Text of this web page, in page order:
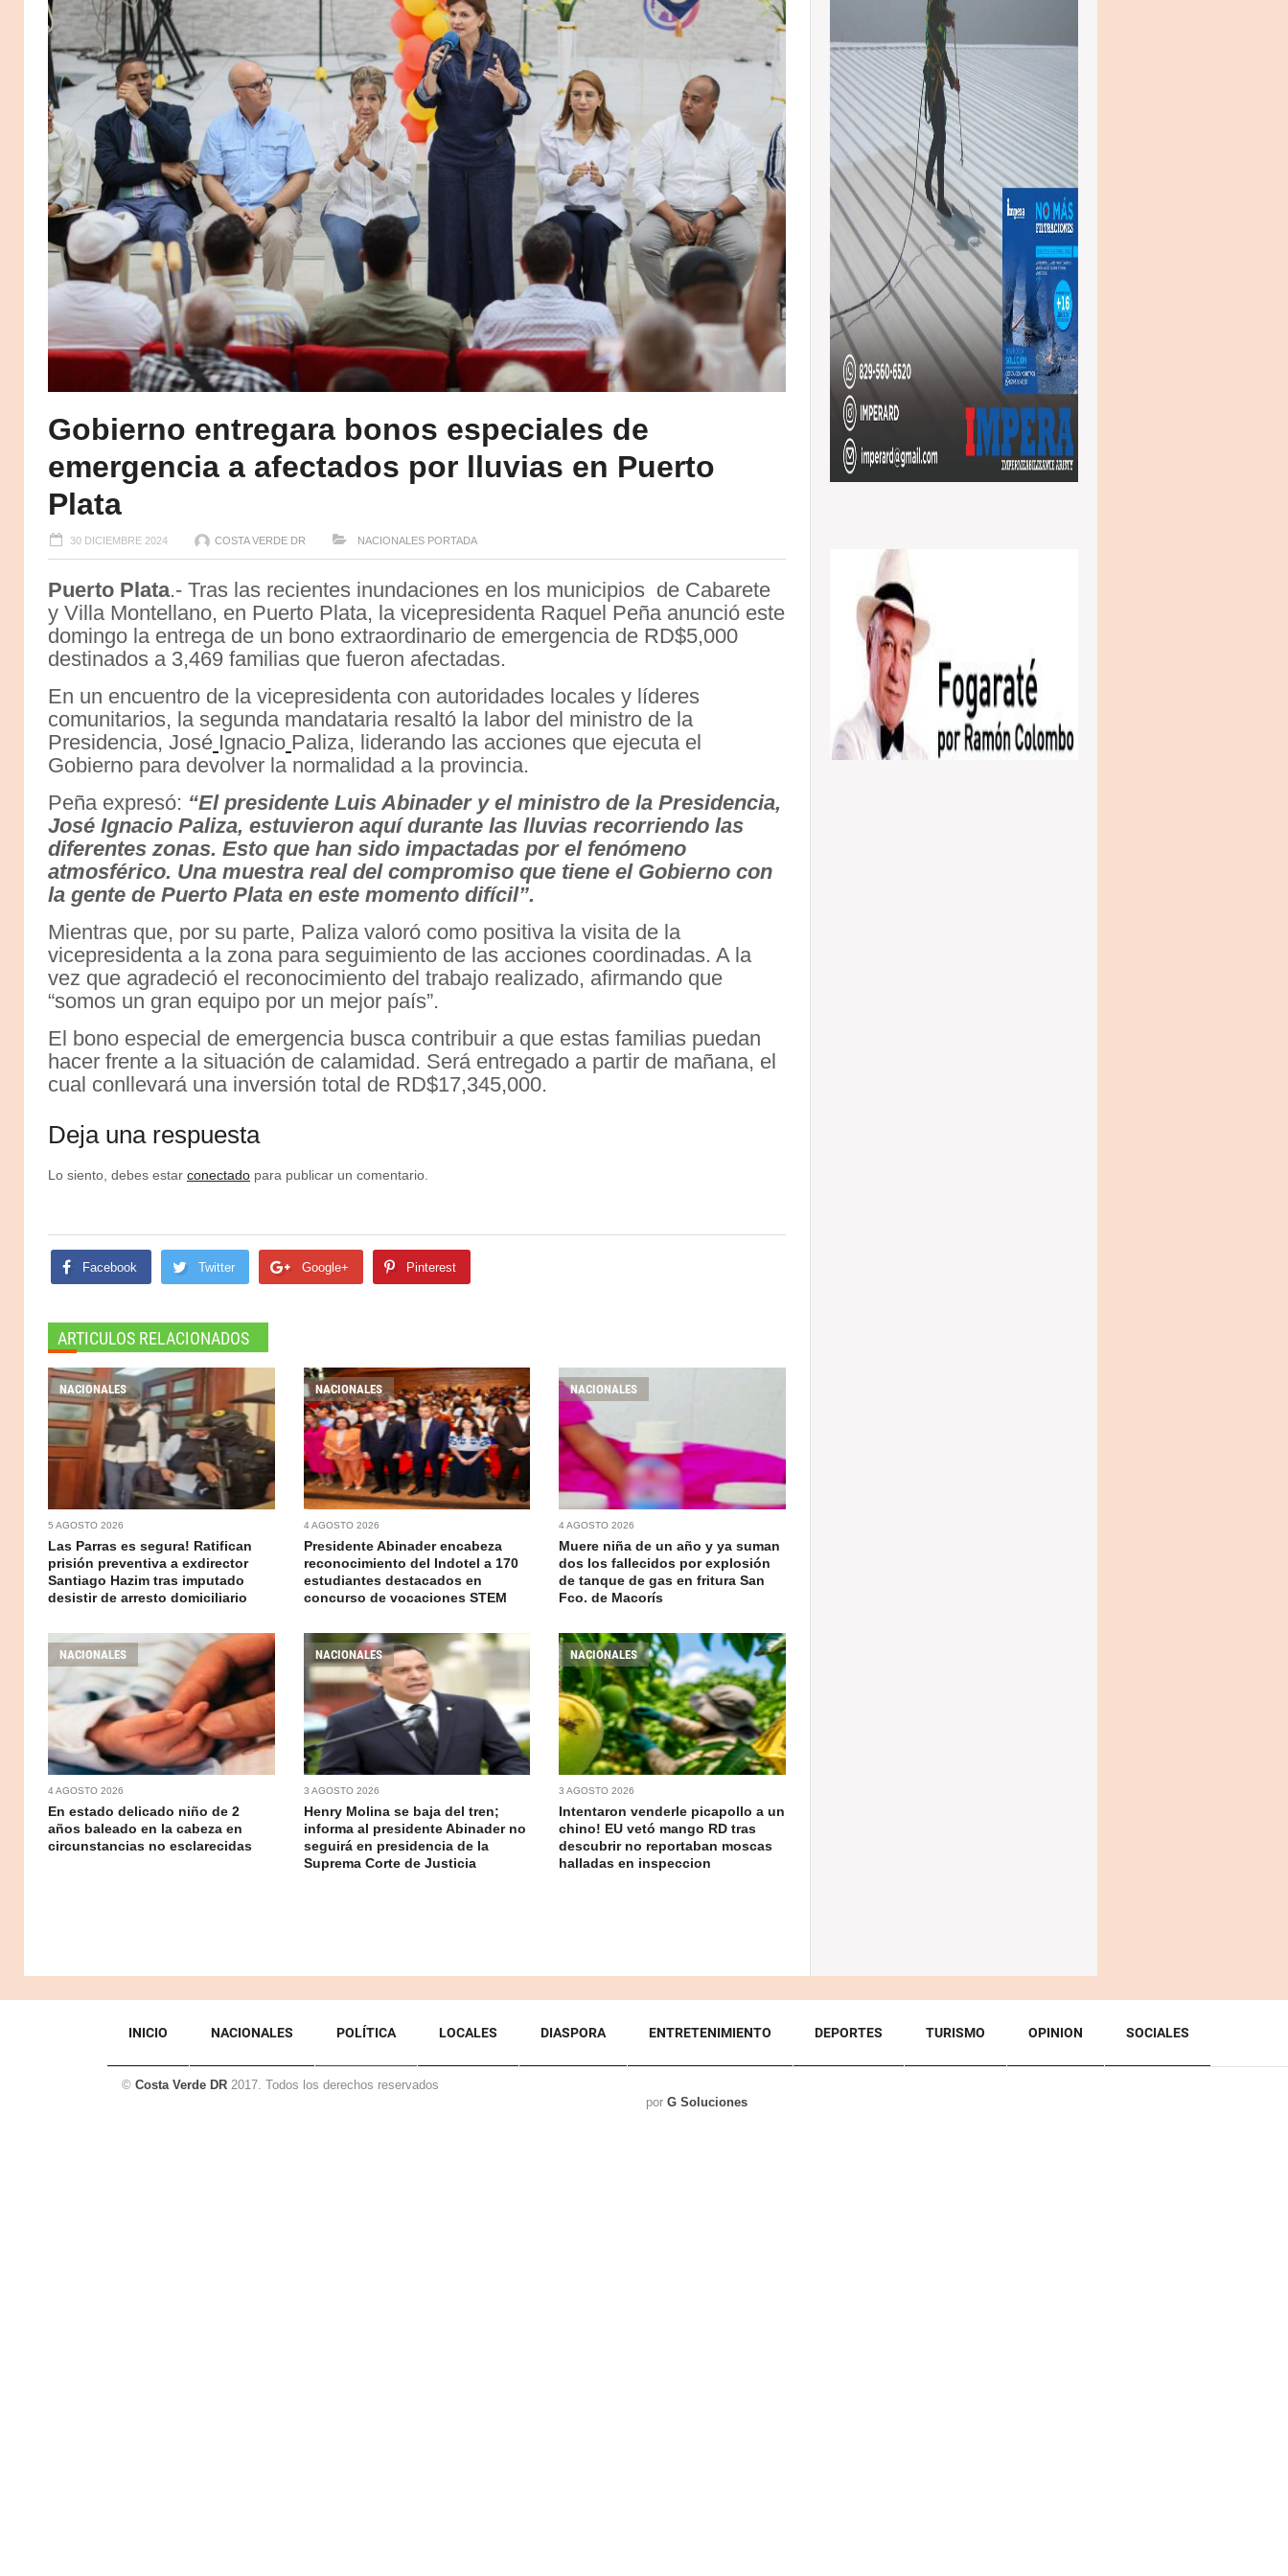
Gobierno entregara bonos especiales de
emergencia a afectados por lluvias en Puerto
Plata
30 DICIEMBRE 2024 COSTA VERDE DR NACIONALES PORTADA
Puerto Plata.- Tras las recientes inundaciones en los municipios de Cabarete
y Villa Montellano, en Puerto Plata, la vicepresidenta Raquel Peña anunció este
domingo la entrega de un bono extraordinario de emergencia de RD$5,000
destinados a 3,469 familias que fueron afectadas.
En un encuentro de la vicepresidenta con autoridades locales y líderes
comunitarios, la segunda mandataria resaltó la labor del ministro de la
Presidencia, José Ignacio Paliza, liderando las acciones que ejecuta el
Gobierno para devolver la normalidad a la provincia.
Peña expresó: “El presidente Luis Abinader y el ministro de la Presidencia,
José Ignacio Paliza, estuvieron aquí durante las lluvias recorriendo las
diferentes zonas. Esto que han sido impactadas por el fenómeno
atmosférico. Una muestra real del compromiso que tiene el Gobierno con
la gente de Puerto Plata en este momento difícil”.
Mientras que, por su parte, Paliza valoró como positiva la visita de la
vicepresidenta a la zona para seguimiento de las acciones coordinadas. A la
vez que agradeció el reconocimiento del trabajo realizado, afirmando que
“somos un gran equipo por un mejor país”.
El bono especial de emergencia busca contribuir a que estas familias puedan
hacer frente a la situación de calamidad. Será entregado a partir de mañana, el
cual conllevará una inversión total de RD$17,345,000.
Deja una respuesta
Lo siento, debes estar conectado para publicar un comentario.
Facebook Twitter Google+ Pinterest
ARTICULOS RELACIONADOS
NACIONALES
5 AGOSTO 2026
Las Parras es segura! Ratifican
prisión preventiva a exdirector
Santiago Hazim tras imputado
desistir de arresto domiciliario
NACIONALES
4 AGOSTO 2026
Presidente Abinader encabeza
reconocimiento del Indotel a 170
estudiantes destacados en
concurso de vocaciones STEM
NACIONALES
4 AGOSTO 2026
Muere niña de un año y ya suman
dos los fallecidos por explosión
de tanque de gas en fritura San
Fco. de Macorís
NACIONALES
4 AGOSTO 2026
En estado delicado niño de 2
años baleado en la cabeza en
circunstancias no esclarecidas
NACIONALES
3 AGOSTO 2026
Henry Molina se baja del tren;
informa al presidente Abinader no
seguirá en presidencia de la
Suprema Corte de Justicia
NACIONALES
3 AGOSTO 2026
Intentaron venderle picapollo a un
chino! EU vetó mango RD tras
descubrir no reportaban moscas
halladas en inspeccion
INICIO NACIONALES POLÍTICA LOCALES DIASPORA ENTRETENIMIENTO DEPORTES TURISMO OPINION SOCIALES
© Costa Verde DR 2017. Todos los derechos reservados
por G Soluciones